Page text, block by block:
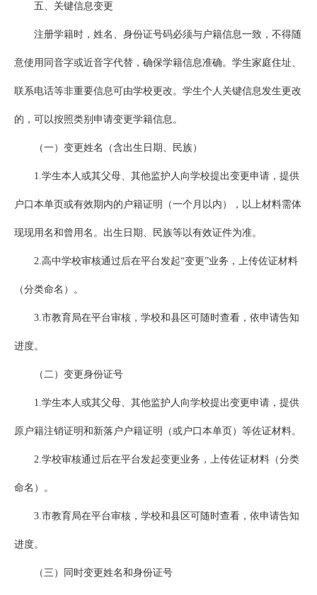
五、关键信息变更
注册学籍时，姓名、身份证号码必须与户籍信息一致，不得随
意使用同音字或近音字代替，确保学籍信息准确。学生家庭住址、
联系电话等非重要信息可由学校更改。学生个人关键信息发生更改
的，可以按照类别申请变更学籍信息。
（一）变更姓名（含出生日期、民族）
1.学生本人或其父母、其他监护人向学校提出变更申请，提供
户口本单页或有效期内的户籍证明（一个月以内），以上材料需体
现现用名和曾用名。出生日期、民族等以有效证件为准。
2.高中学校审核通过后在平台发起“变更”业务，上传佐证材料
（分类命名）。
3.市教育局在平台审核，学校和县区可随时查看，依申请告知
进度。
（二）变更身份证号
1.学生本人或其父母、其他监护人向学校提出变更申请，提供
原户籍注销证明和新落户户籍证明（或户口本单页）等佐证材料。
2.学校审核通过后在平台发起变更业务，上传佐证材料（分类
命名）。
3.市教育局在平台审核，学校和县区可随时查看，依申请告知
进度。
（三）同时变更姓名和身份证号